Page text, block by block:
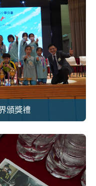
頒獎禮